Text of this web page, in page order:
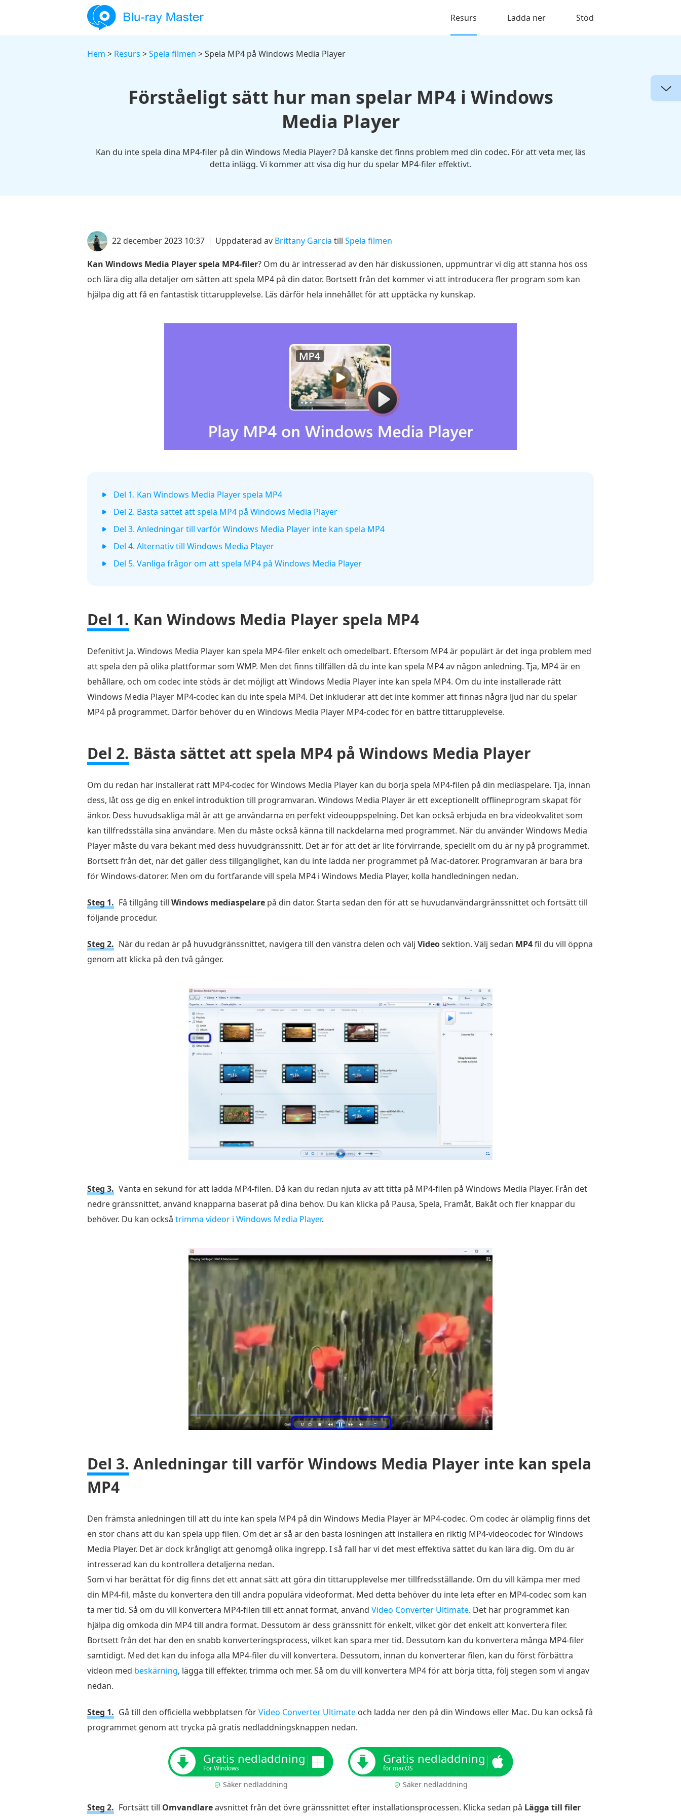
Resurs Ladda ner Stöd
Hem > Resurs >Spela filmen > Spela MP4 på Windows Media Player
Förståeligt sätt hur man spelar MP4 i Windows
Media Player
Kan du inte spela dina MP4-filer på din Windows Media Player? Då kanske det finns problem med din codec. För att veta mer, läs
detta inlägg. Vi kommer att visa dig hur du spelar MP4-filer effektivt.
22 december 2023 10:37 Uppdaterad av Brittany Garcia till Spela filmen
Kan Windows Media Player spela MP4-filer? Om du är intresserad av den här diskussionen, uppmuntrar vi dig att stanna hos oss
och lära dig alla detaljer om sätten att spela MP4 på din dator. Bortsett från det kommer vi att introducera fler program som kan
hjälpa dig att få en fantastisk tittarupplevelse. Läs därför hela innehållet för att upptäcka ny kunskap.
Del 1. Kan Windows Media Player spela MP4
Del 2. Bästa sättet att spela MP4 på Windows Media Player
Del 3. Anledningar till varför Windows Media Player inte kan spela MP4
Del 4. Alternativ till Windows Media Player
Del 5. Vanliga frågor om att spela MP4 på Windows Media Player
Del 1. Kan Windows Media Player spela MP4
Defenitivt Ja. Windows Media Player kan spela MP4-filer enkelt och omedelbart. Eftersom MP4 är populärt är det inga problem med
att spela den på olika plattformar som WMP. Men det finns tillfällen då du inte kan spela MP4 av någon anledning. Tja, MP4 är en
behållare, och om codec inte stöds är det möjligt att Windows Media Player inte kan spela MP4. Om du inte installerade rätt
Windows Media Player MP4-codec kan du inte spela MP4. Det inkluderar att det inte kommer att finnas några ljud när du spelar
MP4 på programmet. Därför behöver du en Windows Media Player MP4-codec för en bättre tittarupplevelse.
Del 2. Bästa sättet att spela MP4 på Windows Media Player
Om du redan har installerat rätt MP4-codec för Windows Media Player kan du börja spela MP4-filen på din mediaspelare. Tja, innan
dess, låt oss ge dig en enkel introduktion till programvaran. Windows Media Player är ett exceptionellt offlineprogram skapat för
änkor. Dess huvudsakliga mål är att ge användarna en perfekt videouppspelning. Det kan också erbjuda en bra videokvalitet som
kan tillfredsställa sina användare. Men du måste också känna till nackdelarna med programmet. När du använder Windows Media
Player måste du vara bekant med dess huvudgränssnitt. Det är för att det är lite förvirrande, speciellt om du är ny på programmet.
Bortsett från det, när det gäller dess tillgänglighet, kan du inte ladda ner programmet på Mac-datorer. Programvaran är bara bra
för Windows-datorer. Men om du fortfarande vill spela MP4 i Windows Media Player, kolla handledningen nedan.
Steg 1. Få tillgång till Windows mediaspelare på din dator. Starta sedan den för att se huvudanvändargränssnittet och fortsätt till
följande procedur.
Steg 2. När du redan är på huvudgränssnittet, navigera till den vänstra delen och välj Videosektion. Välj sedan MP4fil du vill öppna
genom att klicka på den två gånger.
Steg 3. Vänta en sekund för att ladda MP4-filen. Då kan du redan njuta av att titta på MP4-filen på Windows Media Player. Från det
nedre gränssnittet, använd knapparna baserat på dina behov. Du kan klicka på Pausa, Spela, Framåt, Bakåt och fler knappar du
behöver. Du kan också trimma videor i Windows Media Player.
Del 3. Anledningar till varför Windows Media Player inte kan spela
MP4
Den främsta anledningen till att du inte kan spela MP4 på din Windows Media Player är MP4-codec. Om codec är olämplig finns det
en stor chans att du kan spela upp filen. Om det är så är den bästa lösningen att installera en riktig MP4-videocodec för Windows
Media Player. Det är dock krångligt att genomgå olika ingrepp. I så fall har vi det mest effektiva sättet du kan lära dig. Om du är
intresserad kan du kontrollera detaljerna nedan.
Som vi har berättat för dig finns det ett annat sätt att göra din tittarupplevelse mer tillfredsställande. Om du vill kämpa mer med
din MP4-fil, måste du konvertera den till andra populära videoformat. Med detta behöver du inte leta efter en MP4-codec som kan
ta mer tid. Så om du vill konvertera MP4-filen till ett annat format, använd Video Converter Ultimate. Det här programmet kan
hjälpa dig omkoda din MP4 till andra format. Dessutom är dess gränssnitt för enkelt, vilket gör det enkelt att konvertera filer.
Bortsett från det har den en snabb konverteringsprocess, vilket kan spara mer tid. Dessutom kan du konvertera många MP4-filer
samtidigt. Med det kan du infoga alla MP4-filer du vill konvertera. Dessutom, innan du konverterar filen, kan du först förbättra
videon med beskärning, lägga till effekter, trimma och mer. Så om du vill konvertera MP4 för att börja titta, följ stegen som vi angav
nedan.
Steg 1. Gå till den officiella webbplatsen förVideo Converter Ultimate och ladda ner den på din Windows eller Mac. Du kan också få
programmet genom att trycka på gratis nedladdningsknappen nedan.
Gratis nedladdning
För Windows
Säker nedladdning
Gratis nedladdning
för macOS
Säker nedladdning
Steg 2. Fortsätt till Omvandlareavsnittet från det övre gränssnittet efter installationsprocessen. Klicka sedan på Lägga till filer